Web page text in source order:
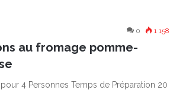
0 1 158
au fromage pomme-
4 Personnes Temps de Préparation 20